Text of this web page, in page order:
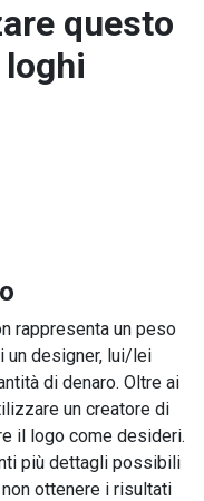
questo
rappresenta un peso
un designer, lui/lei
di denaro. Oltre ai
un creatore di
il logo come desideri.
più dettagli possibili
ottenere i risultati